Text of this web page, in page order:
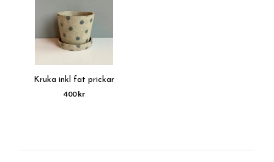
Kruka inkl fat prickar
400 kr